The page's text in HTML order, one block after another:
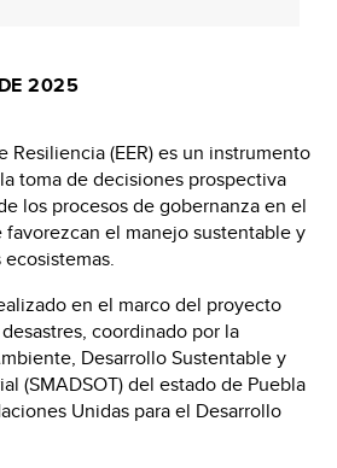
2025
Resiliencia (EER) es un instrumento
toma de decisiones prospectiva
los procesos de gobernanza en el
el manejo sustentable y
en el marco del proyecto
coordinado por la
Desarrollo Sustentable y
(SMADSOT) del estado de Puebla
Unidas para el Desarrollo